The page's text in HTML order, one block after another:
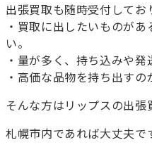
出張買取も随時受付してお
・買取に出したいものが
い。
・量が多く、持ち込みや発
・高価な品物を持ち出すの
そんな方はリップスの出張
札幌市内であれば大丈夫で